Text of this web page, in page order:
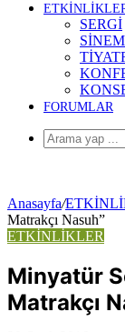
SERGİ
FORUMLAR
Anasayfa/
Matrakçı Nasuh”
ETKİNLİKLER
Minyatür
Matrakçı